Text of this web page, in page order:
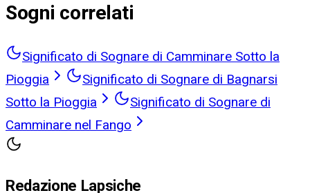
Sogni correlati
Significato di Sognare di Camminare Sotto la
Pioggia
Significato di Sognare di Bagnarsi
Sotto la Pioggia
Significato di Sognare di
Camminare nel Fango
Redazione Lapsiche